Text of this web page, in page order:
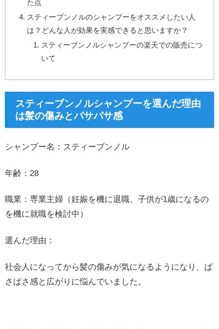
た点
スティーブンノルのシャンプーをオススメしたい人
は？どんな人が効果を実感できると思いますか？
スティーブンノルシャンプーの楽天での販売につ
いて
スティーブンノルシャンプーを選んだ理由
は髪の傷みとパサパサ感
シャンプー名：スティーブンノル
年齢：28
職業：専業主婦（妊娠を機に退職、子供が1歳になるの
を機に就職を検討中）
選んだ理由：
社会人になってから髪の傷みが気になるようになり、ぱ
さぱさ感と広がりに悩んでいました。